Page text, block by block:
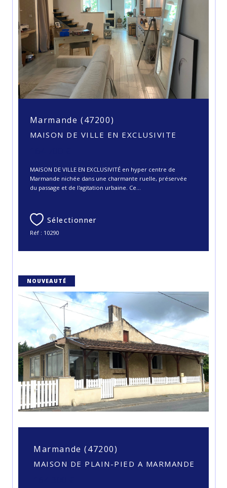
Marmande (47200)
MAISON DE VILLE EN EXCLUSIVITE
MAISON DE VILLE EN EXCLUSIVITÉ en hyper centre de
Marmande nichée dans une charmante ruelle, préservée
du passage et de l'agitation urbaine. Ce...
Sélectionner
Réf : 10290
Marmande (47200)
MAISON DE PLAIN-PIED A MARMANDE
NOUVEAUTÉ